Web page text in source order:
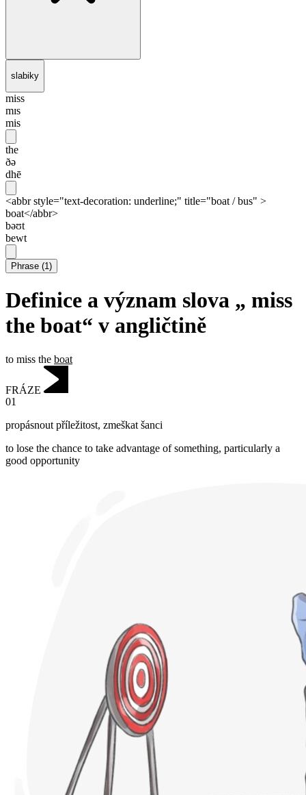
slabiky
miss
mɪs
mis
the
ðə
dhē
<abbr style="text-decoration: underline;" title="boat / bus" >
boat</abbr>
bəʊt
bewt
Phrase (1)
Definice a význam slova „ miss
the boat“ v angličtině
to miss the boat
FRÁZE
01
propásnout příležitost, zmeškat šanci
to lose the chance to take advantage of something, particularly a
good opportunity